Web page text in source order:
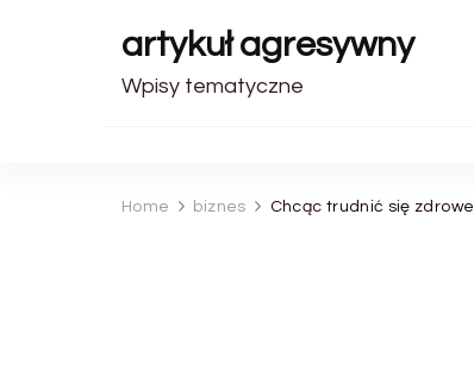
artykuł agresywny
Wpisy tematyczne
Home biznes Chcąc trudnić się